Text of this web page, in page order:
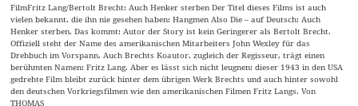
FilmFritz Lang/Bertolt Brecht: Auch Henker sterben Der Titel dieses Films ist auch
vielen bekannt, die ihn nie gesehen haben: Hangmen Also Die – auf Deutsch: Auch
Henker sterben. Das kommt: Autor der Story ist kein Geringerer als Bertolt Brecht.
Offiziell steht der Name des amerikanischen Mitarbeiters John Wexley für das
Drehbuch im Vorspann. Auch Brechts Koautor, zugleich der Regisseur, trägt einen
berühmten Namen: Fritz Lang. Aber es lässt sich nicht leugnen: dieser 1943 in den USA
gedrehte Film bleibt zurück hinter dem übrigen Werk Brechts und auch hinter sowohl
den deutschen Vorkriegsfilmen wie den amerikanischen Filmen Fritz Langs. Von
THOMAS